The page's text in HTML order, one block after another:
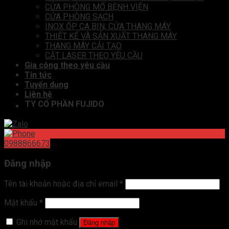
CỬA PHÒNG MỔ BỆNH VIỆN
CỬA PHÒNG SẠCH
INOX ỐP CA BIN, CỬA THANG MÁY
THIẾT KẾ VÀ SẢN XUẤT THANG MÁY
THANG MÁY CẢI TẠO
CẮT LASER THEO YÊU CẦU
Gia công theo yêu cầu
Tin tức
Tuyển dụng
Liên hệ
TY CỔ PHẦN FUJIDO
0988866673
Đăng nhập
Tên tài khoản hoặc địa chỉ email *
Mật khẩu *
Ghi nhớ mật khẩu
Đăng nhập